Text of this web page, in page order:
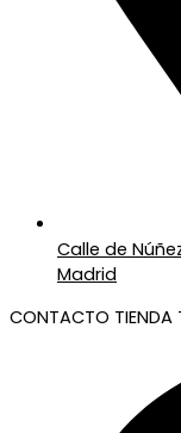
Calle de
Madrid
CONTACTO TIENDA